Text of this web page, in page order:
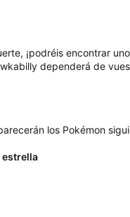
¡podréis encontrar
dependerá de
los Pokémon
estrella